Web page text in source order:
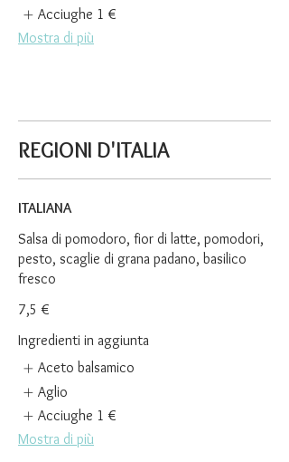
Acciughe 1 €
Mostra di più
REGIONI D'ITALIA
ITALIANA
Salsa di pomodoro, fior di latte, pomodori,
pesto, scaglie di grana padano, basilico
fresco
7,5 €
Ingredienti in aggiunta
Aceto balsamico
Aglio
Acciughe 1 €
Mostra di più